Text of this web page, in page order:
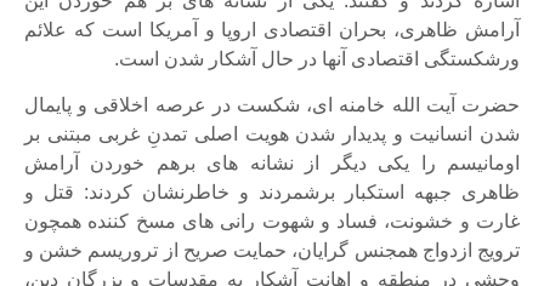
آرامش ظاهری، بحران اقتصادی اروپا و آمریکا است که علائم
ورشکستگی اقتصادی آنها در حال آشکار شدن است.
حضرت آیت الله خامنه ای، شکست در عرصه اخلاقی و پایمال
شدن انسانیت و پدیدار شدن هویت اصلی تمدنِ غربی مبتنی بر
اومانیسم را یکی دیگر از نشانه های برهم خوردن آرامش
ظاهری جبهه استکبار برشمردند و خاطرنشان کردند: قتل و
غارت و خشونت، فساد و شهوت رانی های مسخ کننده همچون
ترویج ازدواج همجنس گرایان، حمایت صریح از تروریسم خشن و
وحشی در منطقه و اهانت آشکار به مقدسات و بزرگان دین،